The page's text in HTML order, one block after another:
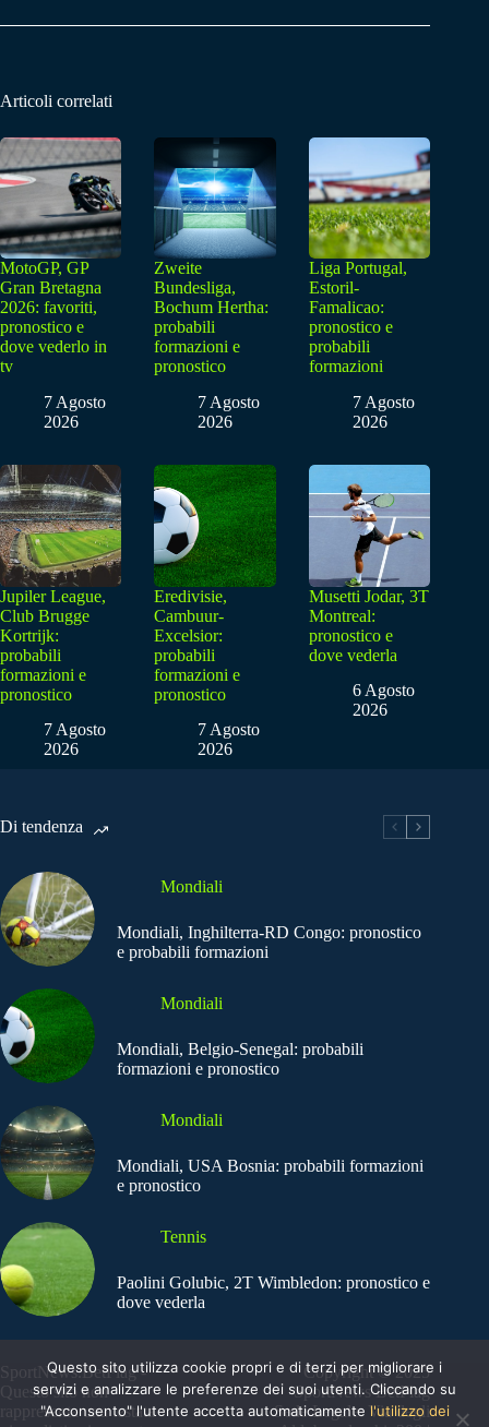
Articoli correlati
MotoGP, GP
Gran Bretagna
2026: favoriti,
pronostico e
dove vederlo in
tv
7 Agosto
2026
Zweite
Bundesliga,
Bochum Hertha:
probabili
formazioni e
pronostico
7 Agosto
2026
Liga Portugal,
Estoril-
Famalicao:
pronostico e
probabili
formazioni
7 Agosto
2026
Jupiler League,
Club Brugge
Kortrijk:
probabili
formazioni e
pronostico
7 Agosto
2026
Eredivisie,
Cambuur-
Excelsior:
probabili
formazioni e
pronostico
7 Agosto
2026
Musetti Jodar, 3T
Montreal:
pronostico e
dove vederla
6 Agosto
2026
Di tendenza
Mondiali
Mondiali, Inghilterra-RD Congo: pronostico
e probabili formazioni
Mondiali
Mondiali, Belgio-Senegal: probabili
formazioni e pronostico
Mondiali
Mondiali, USA Bosnia: probabili formazioni
e pronostico
Tennis
Paolini Golubic, 2T Wimbledon: pronostico e
dove vederla
SportNews.BetFlag -
Questo sito non
rappresenta una testata
Copyright © 2025
SportNews BetFlag
Sede Legale: Via degli
Questo sito utilizza cookie propri e di terzi per migliorare i
servizi e analizzare le preferenze dei suoi utenti. Cliccando su
"Acconsento" l'utente accetta automaticamente l'utilizzo dei